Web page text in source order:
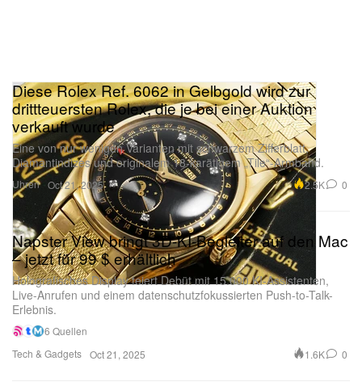
Uhren
Diese Rolex Ref. 6062 in Gelbgold wird zur
drittteuersten Rolex, die je bei einer Auktion
verkauft wurde
Eine von nur wenigen Varianten mit schwarzem Zifferblatt,
Diamantindizes und originalem 18-karätigem „Tile“-Armband.
Oct 21, 2025 2.5K 0
Tech & Gadgets
Napster View bringt 3D-KI-Begleiter auf den Mac
– jetzt für 99 $ erhältlich
Holografisches Display feiert Debüt mit 15.000 KI-Assistenten,
Live-Anrufen und einem datenschutzfokussierten Push-to-Talk-
Erlebnis.
6 Quellen
Oct 21, 2025
1.6K 0